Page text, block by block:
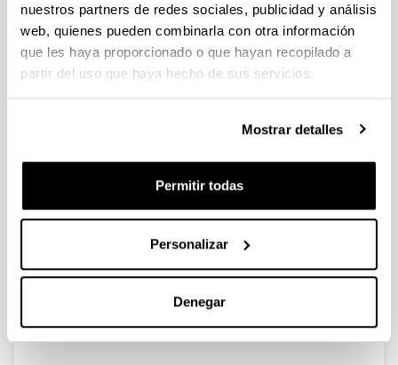
nuestros partners de redes sociales, publicidad y análisis
web, quienes pueden combinarla con otra información
que les haya proporcionado o que hayan recopilado a
partir del uso que haya hecho de sus servicios.
Mostrar detalles
Permitir todas
Personalizar
Denegar
The value of the PhD Degree in
Management Science
Autoría:
San-Jose, L. & Retolaza, J.L.
1(45)
Página de inicio - Página de fin:
10.1007/s43546-021-00053-w